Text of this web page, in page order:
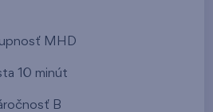
MHD
10 minút
B